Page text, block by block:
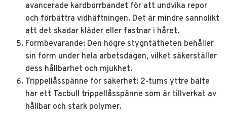
avancerade kardborrbandet för att undvika repor
och förbättra vidhäftningen. Det är mindre sannolikt
att det skadar kläder eller fastnar i håret.
Formbevarande: Den högre stygntätheten behåller
sin form under hela arbetsdagen, vilket säkerställer
dess hållbarhet och mjukhet.
Trippellåsspänne för säkerhet: 2-tums yttre bälte
har ett Tacbull trippellåsspänne som är tillverkat av
hållbar och stark polymer.